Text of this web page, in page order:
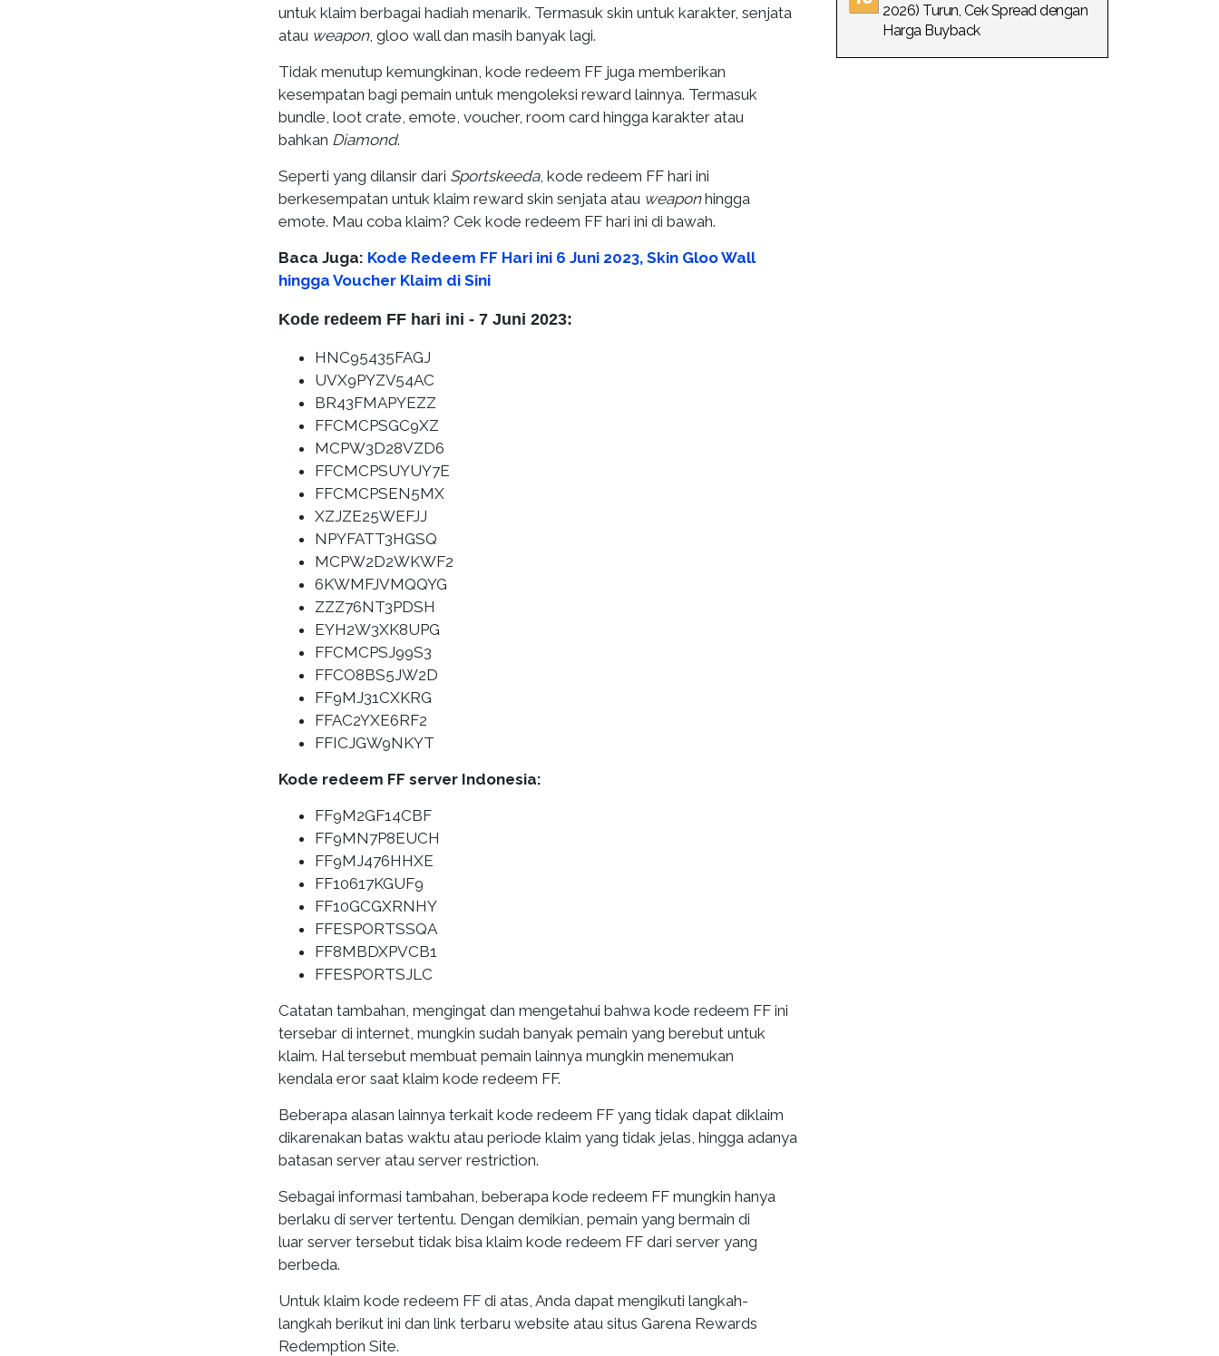
untuk klaim berbagai hadiah menarik. Termasuk skin untuk karakter, senjata
atau weapon, gloo wall dan masih banyak lagi.
Tidak menutup kemungkinan, kode redeem FF juga memberikan
kesempatan bagi pemain untuk mengoleksi reward lainnya. Termasuk
bundle, loot crate, emote, voucher, room card hingga karakter atau
bahkan Diamond.
Seperti yang dilansir dari Sportskeeda, kode redeem FF hari ini
berkesempatan untuk klaim reward skin senjata atau weaponhingga
emote. Mau coba klaim? Cek kode redeem FF hari ini di bawah.
Baca Juga: Kode Redeem FF Hari ini 6 Juni 2023, Skin Gloo Wall
hingga Voucher Klaim di Sini
Kode redeem FF hari ini - 7 Juni 2023:
HNC95435FAGJ
UVX9PYZV54AC
BR43FMAPYEZZ
FFCMCPSGC9XZ
MCPW3D28VZD6
FFCMCPSUYUY7E
FFCMCPSEN5MX
XZJZE25WEFJJ
NPYFATT3HGSQ
MCPW2D2WKWF2
6KWMFJVMQQYG
ZZZ76NT3PDSH
EYH2W3XK8UPG
FFCMCPSJ99S3
FFCO8BS5JW2D
FF9MJ31CXKRG
FFAC2YXE6RF2
FFICJGW9NKYT
Kode redeem FF server Indonesia:
FF9M2GF14CBF
FF9MN7P8EUCH
FF9MJ476HHXE
FF10617KGUF9
FF10GCGXRNHY
FFESPORTSSQA
FF8MBDXPVCB1
FFESPORTSJLC
Catatan tambahan, mengingat dan mengetahui bahwa kode redeem FF ini
tersebar di internet, mungkin sudah banyak pemain yang berebut untuk
klaim. Hal tersebut membuat pemain lainnya mungkin menemukan
kendala eror saat klaim kode redeem FF.
Beberapa alasan lainnya terkait kode redeem FF yang tidak dapat diklaim
dikarenakan batas waktu atau periode klaim yang tidak jelas, hingga adanya
batasan server atau server restriction.
Sebagai informasi tambahan, beberapa kode redeem FF mungkin hanya
berlaku di server tertentu. Dengan demikian, pemain yang bermain di
luar server tersebut tidak bisa klaim kode redeem FF dari server yang
berbeda.
Untuk klaim kode redeem FF di atas, Anda dapat mengikuti langkah-
langkah berikut ini dan link terbaru website atau situs Garena Rewards
Redemption Site.
2026) Turun, Cek Spread dengan
Harga Buyback